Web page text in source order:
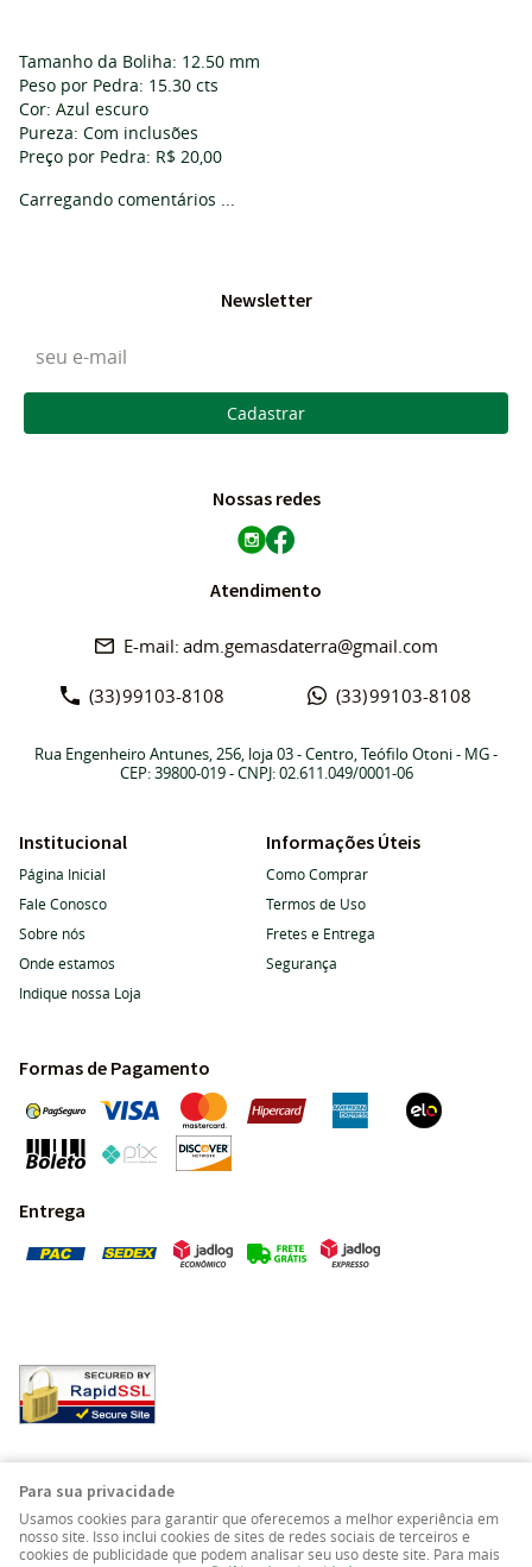
Tamanho da Boliha: 12.50 mm
Peso por Pedra: 15.30 cts
Cor: Azul escuro
Pureza: Com inclusões
Preço por Pedra: R$ 20,00
Carregando comentários ...
Newsletter
Cadastrar
Nossas redes
Atendimento
(33)99103-8108 (33)99103-8108
adm.gemasdaterra@gmail.com
Rua Engenheiro Antunes, 256, loja 03-Centro, Teófilo Otoni- MG-
CEP: 39800-019- CNPJ: 02.611.049/0001-06
Institucional
Página Inicial
Fale Conosco
Sobre nós
Onde estamos
Indique nossa Loja
Informações Úteis
Como Comprar
Termos de Uso
Fretes e Entrega
Segurança
Formas de Pagamento
Entrega
LOJA VIRTUAL CRIADA POR
Para sua privacidade
Usamos cookies para garantir que oferecemos a melhor experiência em
nosso site. Isso inclui cookies de sites de redes sociais de terceiros e
cookies de publicidade que podem analisar seu uso deste site. Para mais